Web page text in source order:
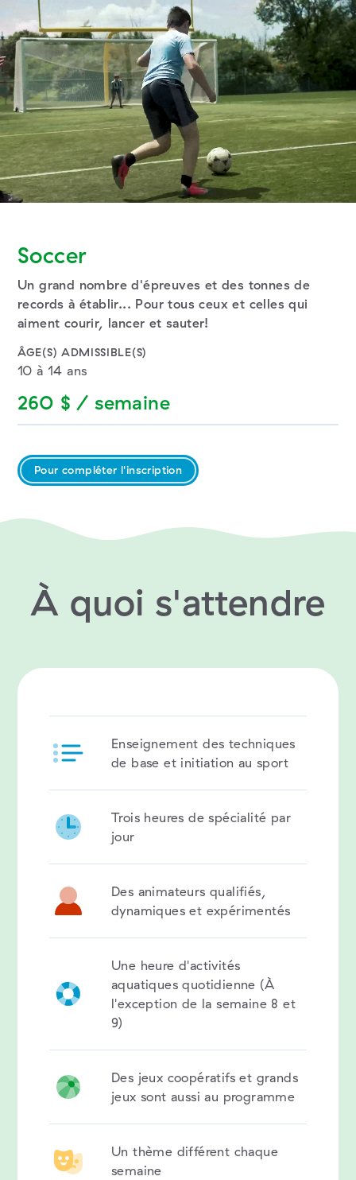
to
content
to
navigation
Soccer
Un grand nombre d'épreuves et des tonnes de
records à établir... Pour tous ceux et celles qui
aiment courir, lancer et sauter!
ÂGE(S) ADMISSIBLE(S)
10 à 14 ans
260 $ / semaine
Pour compléter l'inscription
À quoi s'attendre
Enseignement des techniques
de base et initiation au sport
Trois heures de spécialité par
jour
Des animateurs qualifiés,
dynamiques et expérimentés
Une heure d'activités
aquatiques quotidienne (À
l'exception de la semaine 8 et
9)
Des jeux coopératifs et grands
jeux sont aussi au programme
Un thème différent chaque
semaine